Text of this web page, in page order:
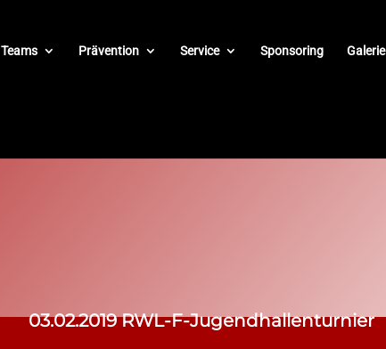
Teams Prävention Service Sponsoring Galerie
03.02.2019 RWL-F-Jugendhallenturnier